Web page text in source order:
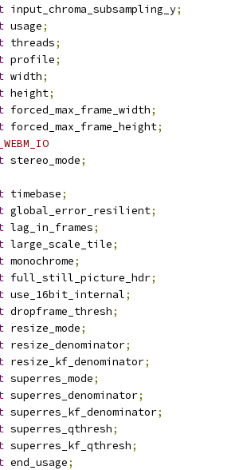
input_chroma_subsampling_y;
usage;
threads;
profile;
width;
height;
forced_max_frame_width;
forced_max_frame_height;
stereo_mode;
timebase;
global_error_resilient;
lag_in_frames;
large_scale_tile;
monochrome;
full_still_picture_hdr;
use_16bit_internal;
dropframe_thresh;
resize_mode;
resize_denominator;
resize_kf_denominator;
superres_mode;
superres_denominator;
superres_kf_denominator;
superres_qthresh;
superres_kf_qthresh;
end_usage;